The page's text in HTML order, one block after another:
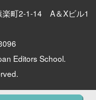
楽町2-1-14 A＆Xビル1
Editors School.